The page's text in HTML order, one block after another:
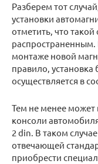
Разберем тот
установки
отметить, что такой
распространенным.
монтаже новой
правило,
осуществляется в
Тем не менее может
консоли
2 din. В таком
отвечающей
приобрести